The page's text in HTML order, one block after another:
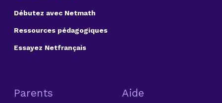
Débutez avec Netmath
Ressources pédagogiques
Essayez Netfrançais
Parents Aide